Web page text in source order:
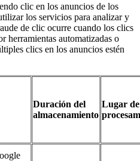
clic en los anuncios de los
los servicios para analizar y
de clic ocurre cuando los clics
herramientas automatizadas o
clics en los anuncios estén
Duración del
almacenamiento
Lugar de